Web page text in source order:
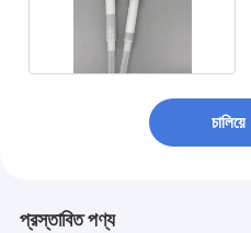
চালিয়ে
প্রস্তাবিত পণ্য